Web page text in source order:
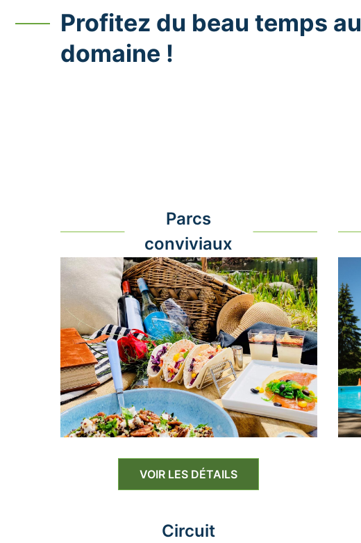
Profitez du beau temps au
domaine !
Parcs
conviviaux
VOIR LES DÉTAILS
Circuit